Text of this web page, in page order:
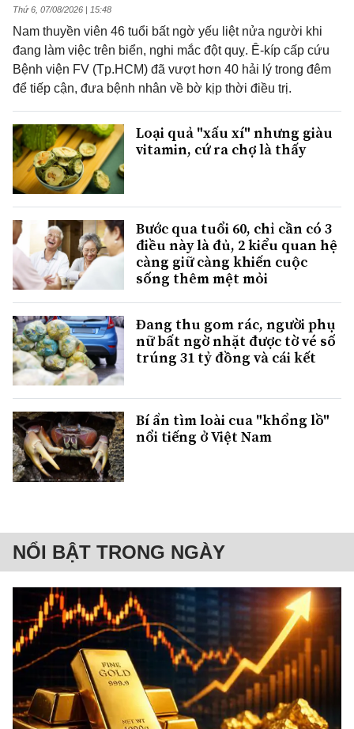
Thứ 6, 07/08/2026 | 15:48
Nam thuyền viên 46 tuổi bất ngờ yếu liệt nửa người khi
đang làm việc trên biển, nghi mắc đột quỵ. Ê-kíp cấp cứu
Bệnh viện FV (Tp.HCM) đã vượt hơn 40 hải lý trong đêm
để tiếp cận, đưa bệnh nhân về bờ kịp thời điều trị.
Loại quả "xấu xí" nhưng giàu
vitamin, cứ ra chợ là thấy
Bước qua tuổi 60, chỉ cần có 3
điều này là đủ, 2 kiểu quan hệ
càng giữ càng khiến cuộc
sống thêm mệt mỏi
Đang thu gom rác, người phụ
nữ bất ngờ nhặt được tờ vé số
trúng 31 tỷ đồng và cái kết
Bí ẩn tìm loài cua "khổng lồ"
nổi tiếng ở Việt Nam
NỔI BẬT TRONG NGÀY